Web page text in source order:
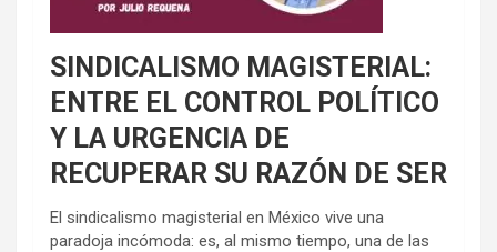
SINDICALISMO MAGISTERIAL:
ENTRE EL CONTROL POLÍTICO
Y LA URGENCIA DE
RECUPERAR SU RAZÓN DE SER
El sindicalismo magisterial en México vive una
paradoja incómoda: es, al mismo tiempo, una de las